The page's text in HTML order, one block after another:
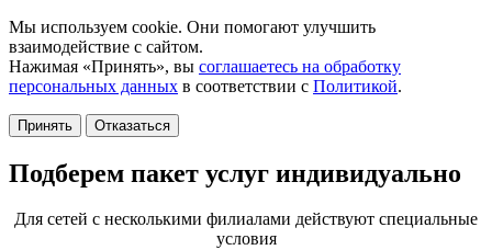
Мы используем cookie. Они помогают улучшить
взаимодействие с сайтом.
Нажимая «Принять», вы соглашаетесь на обработку
персональных данных в соответствии с Политикой.
Принять Отказаться
Подберем пакет услуг индивидуально
Для сетей с несколькими филиалами действуют специальные
условия